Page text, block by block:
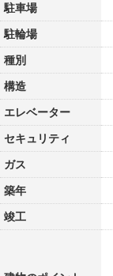
駐車場
駐輪場
種別
構造
エレベーター
セキュリティ
ガス
築年
竣工